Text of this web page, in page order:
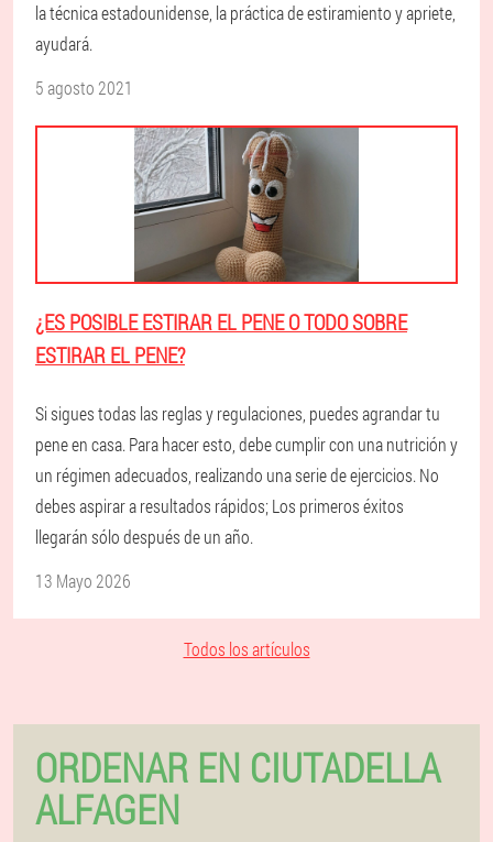
la técnica estadounidense, la práctica de estiramiento y apriete,
ayudará.
5 agosto 2021
¿ES POSIBLE ESTIRAR EL PENE O TODO SOBRE
ESTIRAR EL PENE?
Si sigues todas las reglas y regulaciones, puedes agrandar tu
pene en casa. Para hacer esto, debe cumplir con una nutrición y
un régimen adecuados, realizando una serie de ejercicios. No
debes aspirar a resultados rápidos; Los primeros éxitos
llegarán sólo después de un año.
13 Mayo 2026
Todos los artículos
ORDENAR EN CIUTADELLA
ALFAGEN